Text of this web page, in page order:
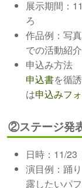
展示期間：
ろ
作品例：写
での活動紹
申込み方法
申込書を循
は申込みフ
②ステージ発
日時：11/23
演目例：踊
露したいパ